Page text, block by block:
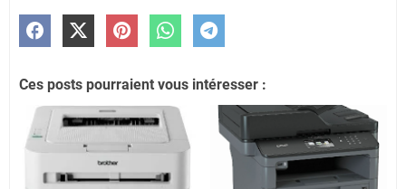
Ces posts pourraient vous intéresser :